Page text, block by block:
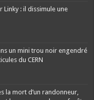
: il dissimule une
un mini trou noir engendré
du CERN
la mort d’un randonneur,